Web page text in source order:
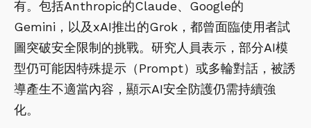
有。包括Anthropic的Claude、Google的
Gemini，以及xAI推出的Grok，都曾面臨使用者試
圖突破安全限制的挑戰。研究人員表示，部分AI模
型仍可能因特殊提示（Prompt）或多輪對話，被誘
導產生不適當內容，顯示AI安全防護仍需持續強
化。